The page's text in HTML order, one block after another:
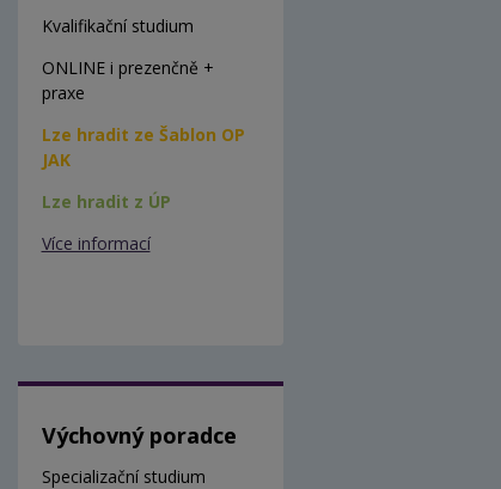
Kvalifikační studium
ONLINE i prezenčně +
praxe
Lze hradit ze Šablon OP
JAK
Lze hradit z ÚP
Více informací
Výchovný poradce
Specializační studium